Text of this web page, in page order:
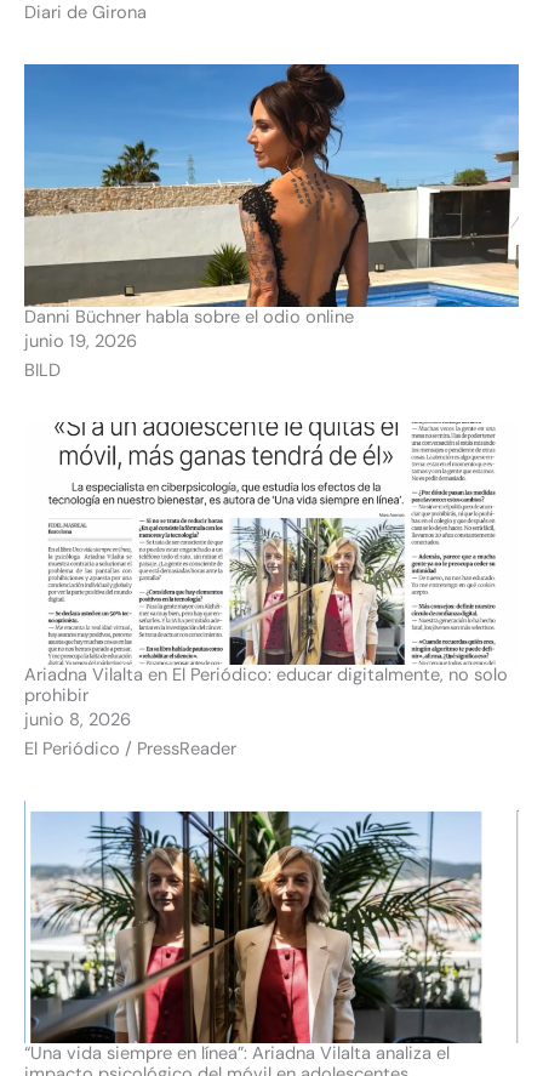
Diari de Girona
Danni Büchner habla sobre el odio online
junio 19, 2026
BILD
Ariadna Vilalta en El Periódico: educar digitalmente, no solo
prohibir
junio 8, 2026
El Periódico / PressReader
“Una vida siempre en línea”: Ariadna Vilalta analiza el